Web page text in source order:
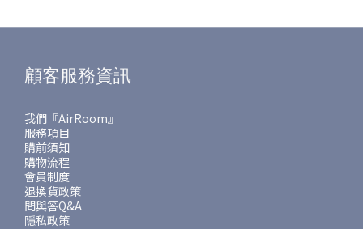
顧客服務資訊
我們『AirRoom』
服務項目
購前須知
購物流程
會員制度
退換貨政策
問與答Q&A
隱私政策